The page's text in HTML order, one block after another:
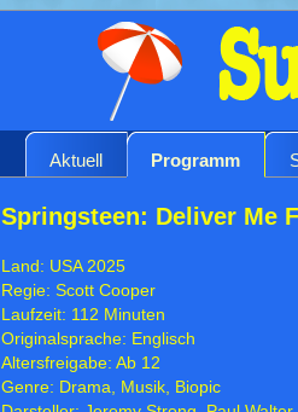
Aktuell Programm
Springsteen: Deliver Me
Land: USA 2025
Regie: Scott Cooper
Laufzeit: 112 Minuten
Originalsprache: Englisch
Altersfreigabe: Ab 12
Genre: Drama, Musik, Biopic